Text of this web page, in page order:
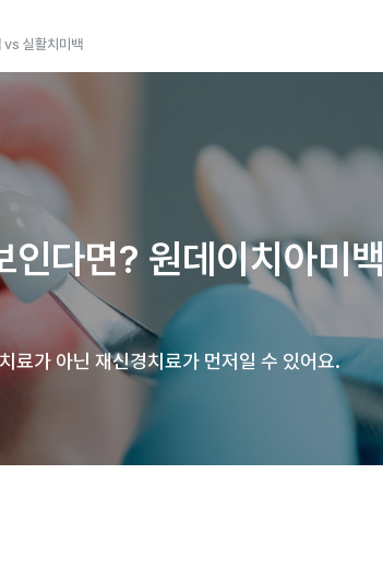
vs 실활치미백
다면? 원데이치아미백
료가 아닌 재신경치료가 먼저일 수 있어요.